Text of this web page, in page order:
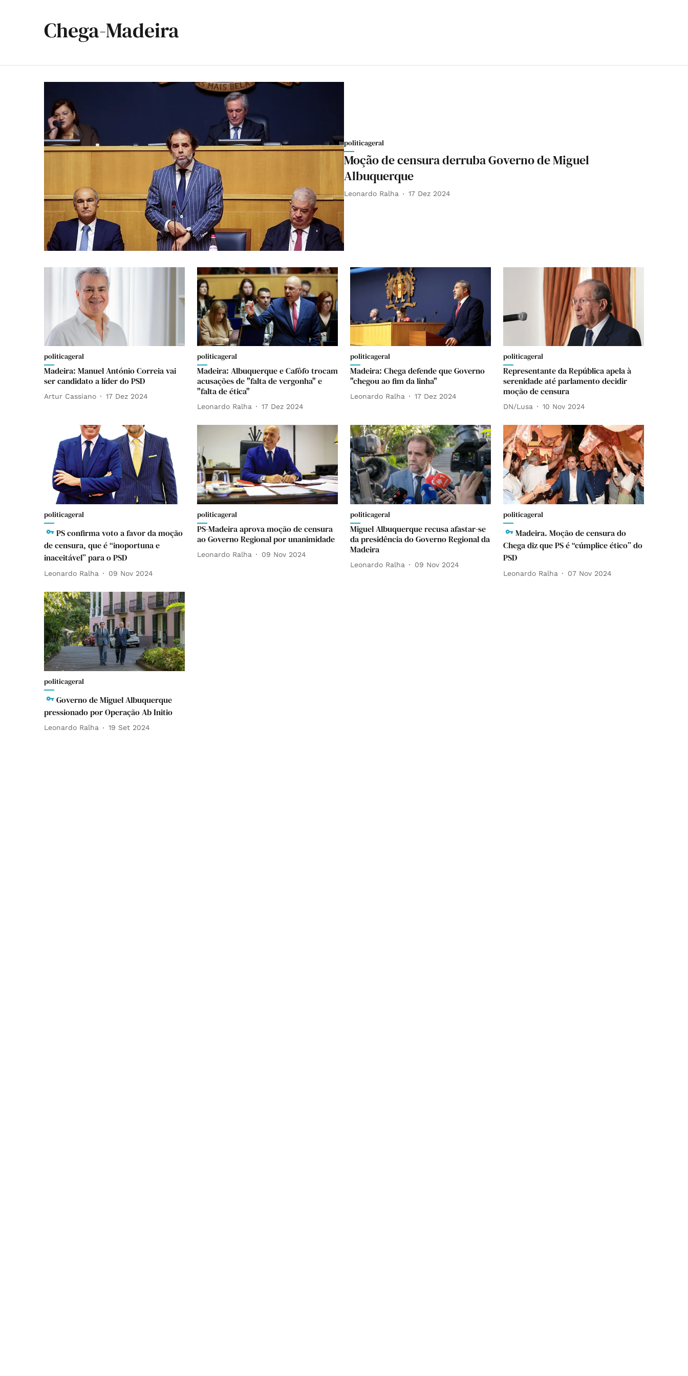
Chega-Madeira
politicageral
Moção de censura derruba Governo de Miguel
Albuquerque
Leonardo Ralha 17 Dez 2024
politicageral
Madeira: Manuel António Correia vai
ser candidato a líder do PSD
Artur Cassiano 17 Dez 2024
politicageral
Madeira: Albuquerque e Cafôfo trocam
acusações de "falta de vergonha" e
"falta de ética"
Leonardo Ralha 17 Dez 2024
politicageral
Madeira: Chega defende que Governo
"chegou ao fim da linha"
Leonardo Ralha 17 Dez 2024
politicageral
Representante da República apela à
serenidade até parlamento decidir
moção de censura
DN/Lusa 10 Nov 2024
politicageral
PS confirma voto a favor da moção
de censura, que é “inoportuna e
inaceitável” para o PSD
Leonardo Ralha 09 Nov 2024
politicageral
PS-Madeira aprova moção de censura
ao Governo Regional por unanimidade
Leonardo Ralha 09 Nov 2024
politicageral
Miguel Albuquerque recusa afastar-se
da presidência do Governo Regional da
Madeira
Leonardo Ralha 09 Nov 2024
politicageral
Madeira. Moção de censura do
Chega diz que PS é “cúmplice ético” do
PSD
Leonardo Ralha 07 Nov 2024
politicageral
Governo de Miguel Albuquerque
pressionado por Operação Ab Initio
Leonardo Ralha 19 Set 2024